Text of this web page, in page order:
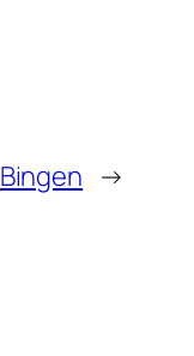
Bingen →